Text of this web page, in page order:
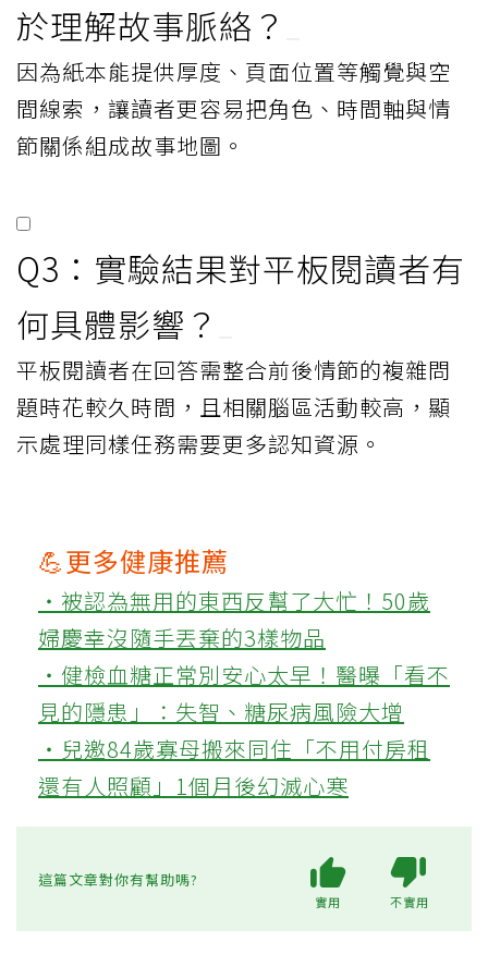
於理解故事脈絡？
因為紙本能提供厚度、頁面位置等觸覺與空
間線索，讓讀者更容易把角色、時間軸與情
節關係組成故事地圖。
Q3：實驗結果對平板閱讀者有
何具體影響？
平板閱讀者在回答需整合前後情節的複雜問
題時花較久時間，且相關腦區活動較高，顯
示處理同樣任務需要更多認知資源。
💪更多健康推薦
‧被認為無用的東西反幫了大忙！50歲
婦慶幸沒隨手丟棄的3樣物品
‧健檢血糖正常別安心太早！醫曝「看不
見的隱患」：失智、糖尿病風險大增
‧兒邀84歲寡母搬來同住「不用付房租
還有人照顧」1個月後幻滅心寒
這篇文章對你有幫助嗎?
實用 不實用